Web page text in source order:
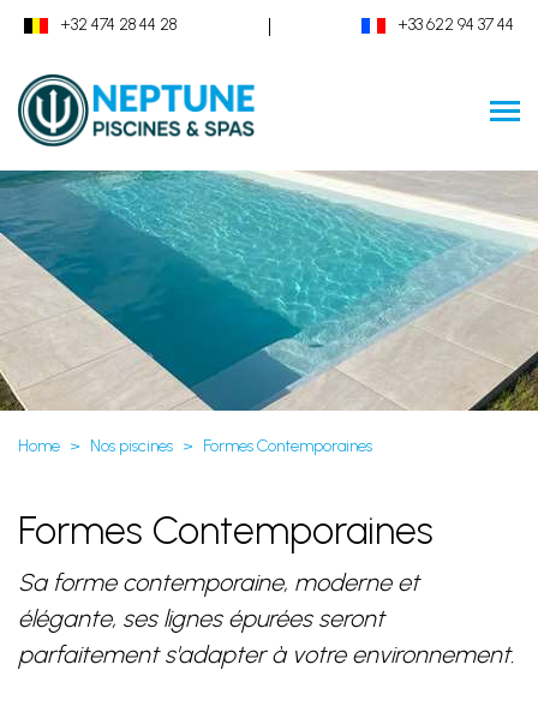
+32 474 28 44 28 | +33 622 94 37 44
Home Nos piscines Formes Contemporaines
Formes Contemporaines
Sa forme contemporaine, moderne et
élégante, ses lignes épurées seront
parfaitement s'adapter à votre environnement.